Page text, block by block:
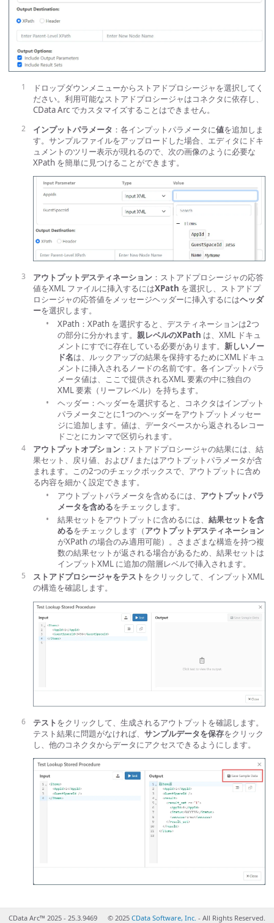
ドロップダウンメニューからストアドプロシージャを選択してく
ださい。利用可能なストアドプロシージャはコネクタに依存し、
CData Arc でカスタマイズすることはできません。
インプットパラメータ ：各インプットパラメータに値を追加しま
す。サンプルファイルをアップロードした場合、エディタにドキ
ュメントのツリー表示が現れるので、次の画像のように必要な
XPath を簡単に見つけることができます。
アウトプットデスティネーション ：ストアドプロシージャの応答
値をXML ファイルに挿入するにはXPath を選択し、ストアドプ
ロシージャの応答値をメッセージヘッダーに挿入するにはヘッダ
ーを選択します。
XPath：XPath を選択すると、デスティネーションは2つ
の部分に分かれます。 親レベルのXPath は、XML ドキュ
メントにすでに存在している必要があります。 新しいノー
ド名は、ルックアップの結果を保持するためにXMLドキュ
メントに挿入されるノードの名前です。各インプットパラ
メータ値は、ここで提供されるXML 要素の中に独自の
XML 要素（リーフレベル）を持ちます。
ヘッダー：ヘッダーを選択すると、コネクタはインプット
パラメータごとに1つのヘッダーをアウトプットメッセー
ジに追加します。値は、データベースから返されるレコー
ドごとにカンマで区切られます。
アウトプットオプション ：ストアドプロシージャの結果には、結
果セット、戻り値、および / またはアウトプットパラメータが含
まれます。この2つのチェックボックスで、アウトプットに含め
る内容を細かく設定できます。
アウトプットパラメータを含めるには、 アウトプットパラ
メータを含めるをチェックします。
結果セットをアウトプットに含めるには、 結果セットを含
めるをチェックします（アウトプットデスティネーション
がXPath の場合のみ適用可能）。さまざまな構造を持つ複
数の結果セットが返される場合があるため、結果セットは
インプットXML に追加の階層レベルで挿入されます。
ストアドプロシージャをテストをクリックして、インプットXML
の構造を確認します。
テストをクリックして、生成されるアウトプットを確認します。
テスト結果に問題がなければ、 サンプルデータを保存をクリック
し、他のコネクタからデータにアクセスできるようにします。
CData Arc™ 2025 - 25.3.9469 © 2025 CData Software, Inc. - All Rights Reserved.